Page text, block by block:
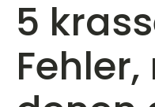
5